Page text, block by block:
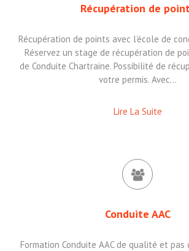
Récupération de
Récupération de points avec l’école de
Réservez un stage de récupération de
de Conduite Chartraine. Possibilité de
votre permis. Avec…
Lire La Suite
Conduite AAC
Formation Conduite AAC de qualité et pas